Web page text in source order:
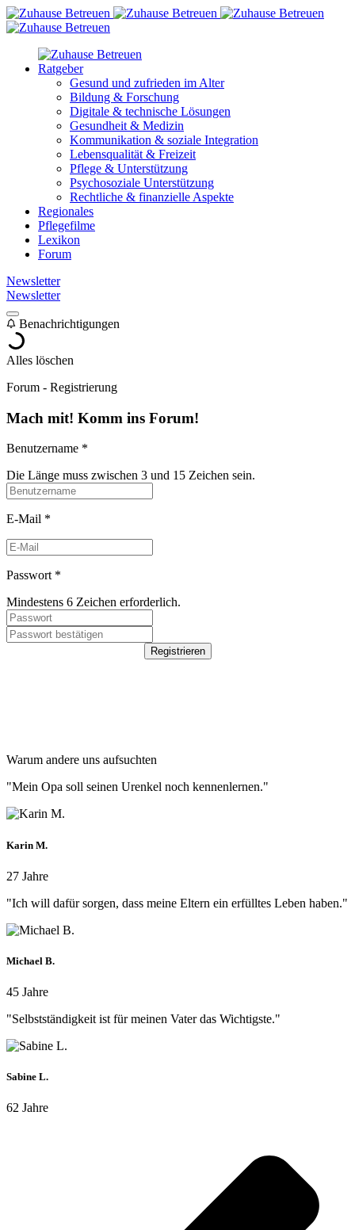
Ratgeber
Gesund und zufrieden im Alter
Bildung & Forschung
Digitale & technische Lösungen
Gesundheit & Medizin
Kommunikation & soziale Integration
Lebensqualität & Freizeit
Pflege & Unterstützung
Psychosoziale Unterstützung
Rechtliche & finanzielle Aspekte
Regionales
Pflegefilme
Lexikon
Forum
Newsletter
Newsletter
Benachrichtigungen
Alles löschen
Forum - Registrierung
Mach mit! Komm ins Forum!
Benutzername *
Die Länge muss zwischen 3 und 15 Zeichen sein.
E-Mail *
Passwort *
Mindestens 6 Zeichen erforderlich.
Warum andere uns aufsuchten
"Mein Opa soll seinen Urenkel noch kennenlernen."
Karin M.
27 Jahre
"Ich will dafür sorgen, dass meine Eltern ein erfülltes Leben haben."
Michael B.
45 Jahre
"Selbstständigkeit ist für meinen Vater das Wichtigste."
Sabine L.
62 Jahre